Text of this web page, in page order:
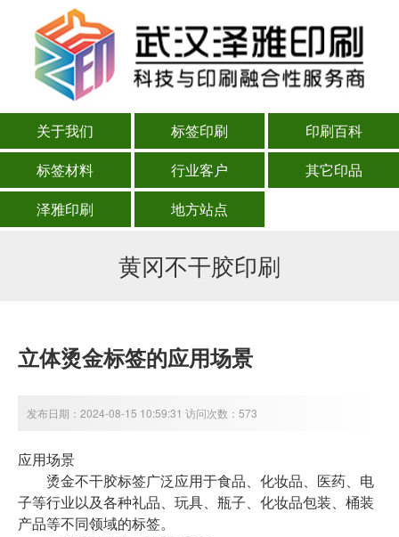
关于我们 标签印刷
印刷百科
标签材料
行业客户
其它印品
泽雅印刷
地方站点
黄冈不干胶印刷
立体烫金标签的应用场景
发布日期：2024-08-15 10:59:31 访问次数：573
应用场景
烫金不干胶标签广泛应用于食品、化妆品、医药、电
子等行业以及各种礼品、玩具、瓶子、化妆品包装、桶装
产品等不同领域的标签。